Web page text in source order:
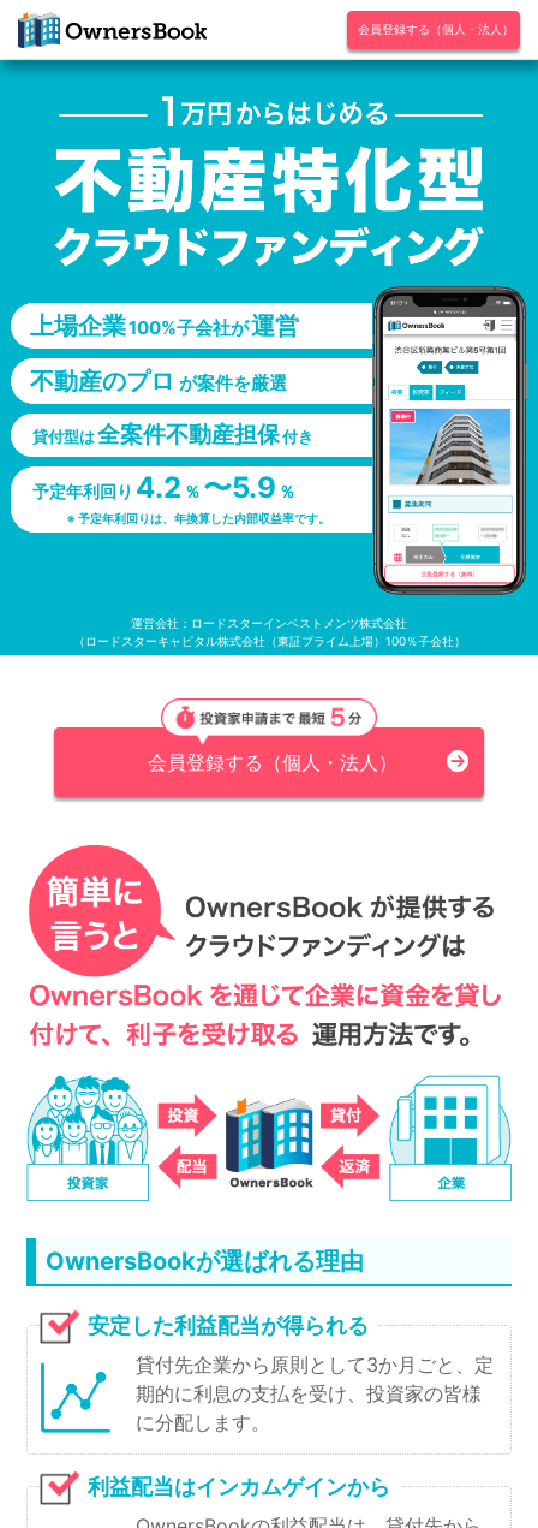
会員登録する（個人・法人）
上場企業100%子会社が運営
不動産のプロ が案件を厳選
貸付型は全案件不動産担保付き
予定年利回り 4.2 ％ 〜5.9 ％
※ 予定年利回りは、年換算した内部収益率です。
運営会社：ロードスターインベストメンツ株式会社
（ロードスターキャピタル株式会社（東証プライム上場）100％子会社）
会員登録する（個人・法人）
OwnersBookが選ばれる理由
安定した利益配当が得られる
貸付先企業から原則として3か月ごと、定
期的に利息の支払を受け、投資家の皆様
に分配します。
利益配当はインカムゲインから